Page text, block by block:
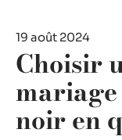
19 août 2024
Choisir
mariage
noir en